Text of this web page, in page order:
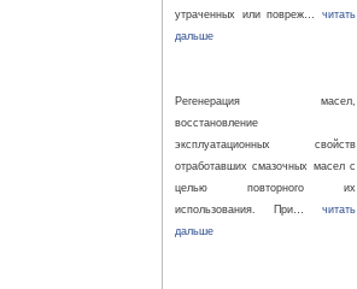
утраченных или повреж… читать
дальше
Регенерация масел,
восстановление
эксплуатационных свойств
отработавших смазочных масел с
целью повторного их
использования. При… читать
дальше